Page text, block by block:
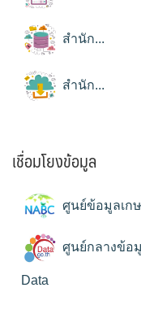
สำนัก...
สำนัก...
เชื่อมโยงข้อมูล
ศูนย์ข้อมูลเก
ศูนย์กลางข้อ
Data